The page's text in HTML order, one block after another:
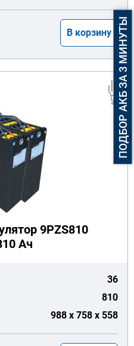
В корзину
9PZS810
Ач
36
810
988 x 758 x 558
ПОДБОР АКБ ЗА 3 МИНУТЫ